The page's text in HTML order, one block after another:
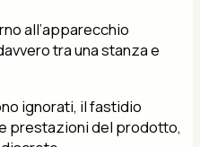
all’apparecchio
tra una stanza e
ignorati, il fastidio
prestazioni del prodotto,